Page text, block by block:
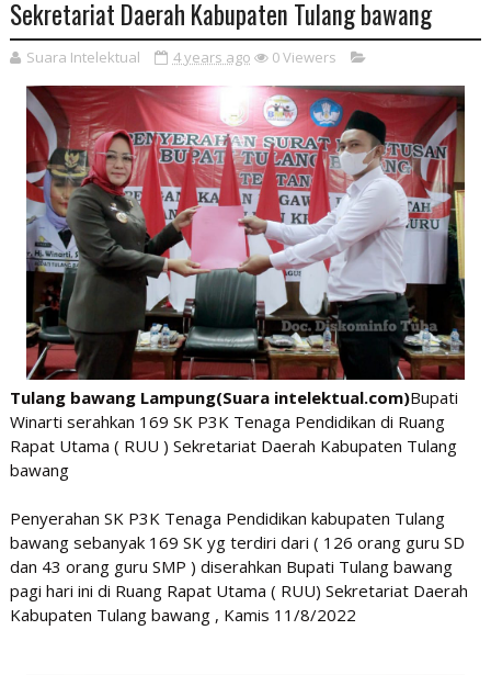
Sekretariat Daerah Kabupaten Tulang bawang
Suara Intelektual 4 years ago 0Viewers
Tulang bawang Lampung(Suara intelektual.com)Bupati
Winarti serahkan 169 SK P3K Tenaga Pendidikan di Ruang
Rapat Utama ( RUU ) Sekretariat Daerah Kabupaten Tulang
bawang
Penyerahan SK P3K Tenaga Pendidikan kabupaten Tulang
bawang sebanyak 169 SK yg terdiri dari ( 126 orang guru SD
dan 43 orang guru SMP ) diserahkan Bupati Tulang bawang
pagi hari ini di Ruang Rapat Utama ( RUU) Sekretariat Daerah
Kabupaten Tulang bawang , Kamis 11/8/2022